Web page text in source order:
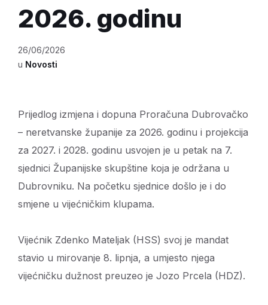
2026. godinu
26/06/2026
u Novosti
Prijedlog izmjena i dopuna Proračuna Dubrovačko
– neretvanske županije za 2026. godinu i projekcija
za 2027. i 2028. godinu usvojen je u petak na 7.
sjednici Županijske skupštine koja je održana u
Dubrovniku. Na početku sjednice došlo je i do
smjene u vijećničkim klupama.
Vijećnik Zdenko Mateljak (HSS) svoj je mandat
stavio u mirovanje 8. lipnja, a umjesto njega
vijećničku dužnost preuzeo je Jozo Prcela (HDZ).